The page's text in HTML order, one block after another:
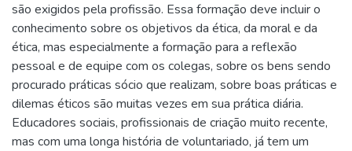
são exigidos pela profissão. Essa formação deve incluir o
conhecimento sobre os objetivos da ética, da moral e da
ética, mas especialmente a formação para a reflexão
pessoal e de equipe com os colegas, sobre os bens sendo
procurado práticas sócio que realizam, sobre boas práticas e
dilemas éticos são muitas vezes em sua prática diária.
Educadores sociais, profissionais de criação muito recente,
mas com uma longa história de voluntariado, já tem um